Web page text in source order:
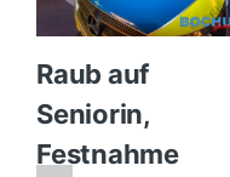
Raub auf
Seniorin,
Festnahme